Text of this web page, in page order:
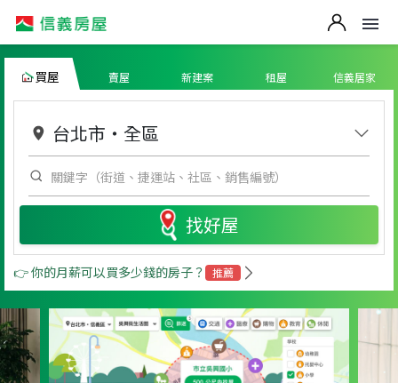
買屋 賣屋 新建案 租屋 信義居家
台北市 ・ 全區
找好屋
👉 你的月薪可以買多少錢的房子？ 推薦